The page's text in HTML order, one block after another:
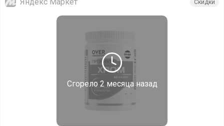
Сгорело2 месяца назад
Скидки